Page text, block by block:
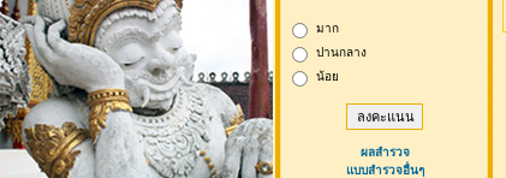
มาก
ปานกลาง
น้อย
ผลสำรวจ
แบบสำรวจอื่นๆ